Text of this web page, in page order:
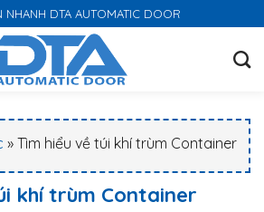
NHANH DTA AUTOMATIC DOOR
» Tìm hiểu về túi khí trùm Container
khí trùm Container